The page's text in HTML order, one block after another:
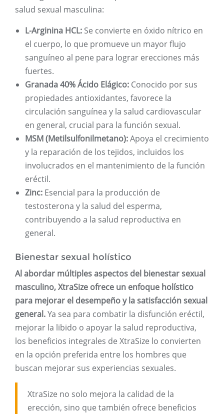
salud sexual masculina:
L-Arginina HCL: Se convierte en óxido nítrico en
el cuerpo, lo que promueve un mayor flujo
sanguíneo al pene para lograr erecciones más
fuertes.
Granada 40% Ácido Elágico: Conocido por sus
propiedades antioxidantes, favorece la
circulación sanguínea y la salud cardiovascular
en general, crucial para la función sexual.
MSM (Metilsulfonilmetano):Apoya el crecimiento
y la reparación de los tejidos, incluidos los
involucrados en el mantenimiento de la función
eréctil.
Zinc: Esencial para la producción de
testosterona y la salud del esperma,
contribuyendo a la salud reproductiva en
general.
Bienestar sexual holístico
Al abordar múltiples aspectos del bienestar sexual
masculino, XtraSize ofrece un enfoque holístico
para mejorar el desempeño y la satisfacción sexual
general.Ya sea para combatir la disfunción eréctil,
mejorar la libido o apoyar la salud reproductiva,
los beneficios integrales de XtraSize lo convierten
en la opción preferida entre los hombres que
buscan mejorar sus experiencias sexuales.
XtraSize no solo mejora la calidad de la
erección, sino que también ofrece beneficios